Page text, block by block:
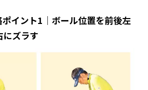
イント1｜ボール位置を前後左
にズラす